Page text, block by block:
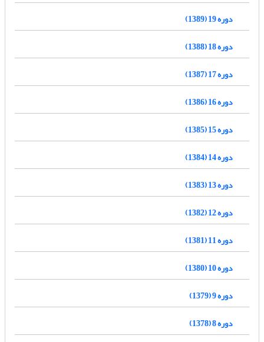
دوره 19 (1389)
دوره 18 (1388)
دوره 17 (1387)
دوره 16 (1386)
دوره 15 (1385)
دوره 14 (1384)
دوره 13 (1383)
دوره 12 (1382)
دوره 11 (1381)
دوره 10 (1380)
دوره 9 (1379)
دوره 8 (1378)